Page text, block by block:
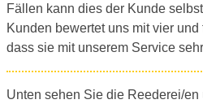
Fällen kann dies der Kunde
Kunden bewertet uns mit vier
dass sie mit unserem Service
Unten sehen Sie die Reederei/